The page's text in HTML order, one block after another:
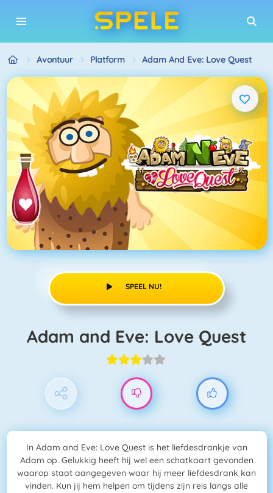
Avontuur Platform Adam And Eve: Love Quest
SPEEL NU!
Adam and Eve: Love Quest
In Adam and Eve: Love Quest is het liefdesdrankje van
Adam op. Gelukkig heeft hij wel een schatkaart gevonden
waarop staat aangegeven waar hij meer liefdesdrank kan
vinden. Kun jij hem helpen om tijdens zijn reis langs alle